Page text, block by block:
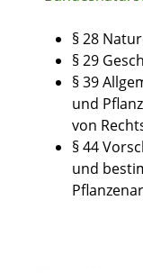
§ 28
§ 29
§ 39
und
von
§ 44
und